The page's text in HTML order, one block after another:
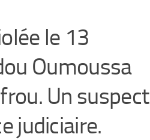
le 13
Oumoussa
Un suspect
judiciaire.